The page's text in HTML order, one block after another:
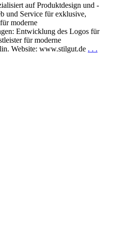
auf Produktdesign und -
und Service für exklusive,
moderne
Entwicklung des Logos für
für moderne
Website: www.stilgut.de . . .